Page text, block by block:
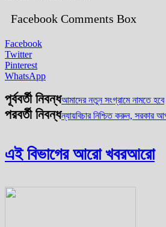
Facebook Comments Box
Facebook
Twitter
Pinterest
WhatsApp
পূর্ববর্তী নিবন্ধআমাদের নতুন সংগ্রামে নামতে হবে
পরবর্তী নিবন্ধন্যায়বিচার নিশ্চিত করুন, সরকার
এই বিভাগের আরো খবরআরো